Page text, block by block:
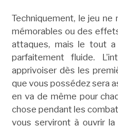
Techniquement, le jeu
mémorables ou des
attaques, mais le tout
parfaitement fluide.
apprivoiser dès les
que vous possédez sera
en va de même pour
chose pendant les
vous serviront à ouvrir